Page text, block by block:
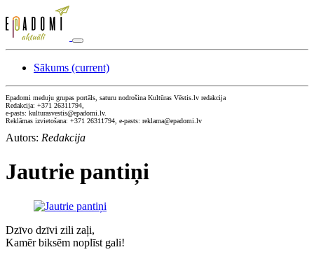
Sākums (current)
Epadomi meduju grupas portāls, saturu nodrošina Kultūras Vēstis.lv redakcija
Redakcija: +371 26311794,
e-pasts: kulturasvestis@epadomi.lv.
Reklāmas izvietošana: +371 26311794, e-pasts: reklama@epadomi.lv
Autors: Redakcija
Jautrie pantiņi
Dzīvo dzīvi zili zaļi,
Kamēr biksēm noplīst gali!